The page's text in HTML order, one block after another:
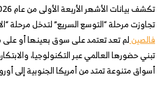
تجاوزت مرحلة “التوسع السريع” لتدخل مرحلة
فالصينلم تعد تعتمد على سوق بعينها أو
تبني حضورها العالمي عبر التكنولوجيا،
أسواق متنوعة تمتد من أمريكا الجنوبية إلى